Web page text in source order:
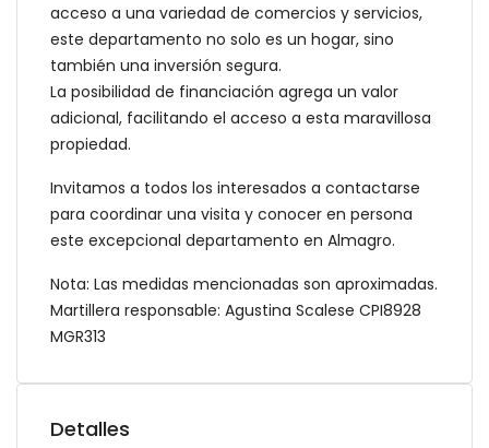
acceso a una variedad de comercios y servicios,
este departamento no solo es un hogar, sino
también una inversión segura.
La posibilidad de financiación agrega un valor
adicional, facilitando el acceso a esta maravillosa
propiedad.
Invitamos a todos los interesados a contactarse
para coordinar una visita y conocer en persona
este excepcional departamento en Almagro.
Nota: Las medidas mencionadas son aproximadas.
Martillera responsable: Agustina Scalese CPI8928
MGR313
Detalles